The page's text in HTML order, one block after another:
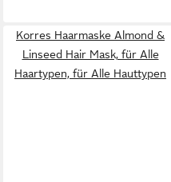
Korres Haarmaske Almond &
Linseed Hair Mask, für Alle
Haartypen, für Alle Hauttypen